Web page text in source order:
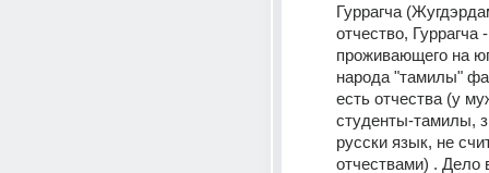
Гуррагча
отчество, Гуррагча
проживающего на
народа "тамилы"
есть отчества (у
студенты-тамилы,
русски язык, не
отчествами) . Дело